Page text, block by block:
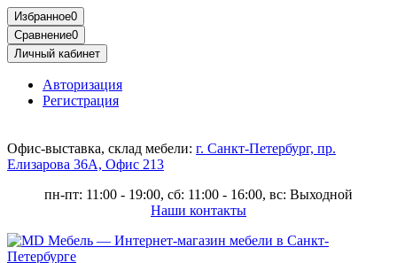
Избранное0
Сравнение0
Личный кабинет
Авторизация
Регистрация
Офис-выставка, склад мебели: г. Санкт-Петербург, пр.
Елизарова 36А, Офис 213
пн-пт: 11:00 - 19:00, сб: 11:00 - 16:00, вс: Выходной
Наши контакты